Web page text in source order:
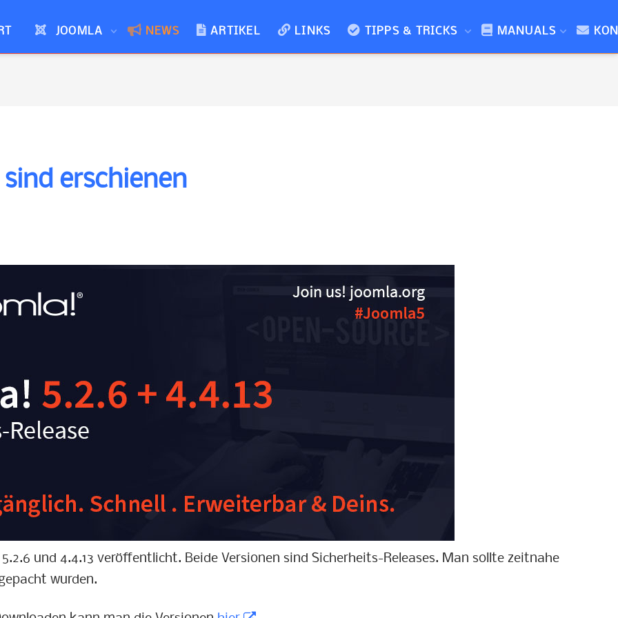
JOOMLA NEWS ARTIKEL LINKS TIPPS & TRICKS MANUALS
sind erschienen
und 4.4.13 veröffentlicht. Beide Versionen sind Sicherheits-Releases. Man sollte zeitnahe
wurden.